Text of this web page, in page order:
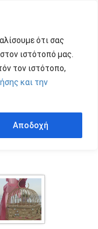
ότι σας
ιστότοπό μας.
τον ιστότοπο,
και την
Αποδοχή